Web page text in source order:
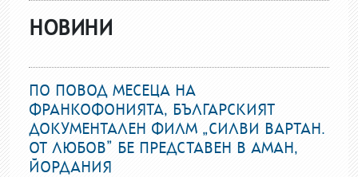
НОВИНИ
ПО ПОВОД МЕСЕЦА НА
ФРАНКОФОНИЯТА, БЪЛГАРСКИЯТ
ДОКУМЕНТАЛЕН ФИЛМ „СИЛВИ ВАРТАН.
ОТ ЛЮБОВ” БЕ ПРЕДСТАВЕН В АМАН,
ЙОРДАНИЯ